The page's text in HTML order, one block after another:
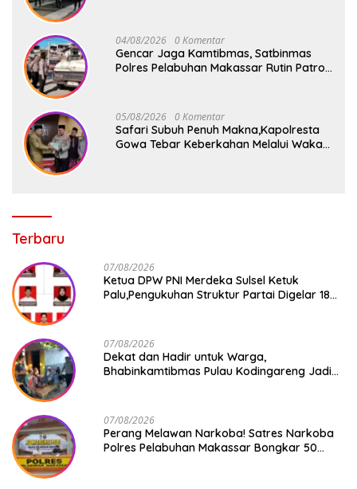
04/08/2026 0 Komentar
Gencar Jaga Kamtibmas, Satbinmas
Polres Pelabuhan Makassar Rutin Patroli
05/08/2026 0 Komentar
Safari Subuh Penuh Makna,Kapolresta
Gowa Tebar Keberkahan Melalui Wakaf
Terbaru
07/08/2026
Ketua DPW PNI Merdeka Sulsel Ketuk
Palu,Pengukuhan Struktur Partai Digelar 18
07/08/2026
Dekat dan Hadir untuk Warga,
Bhabinkamtibmas Pulau Kodingareng Jadi
07/08/2026
Perang Melawan Narkoba! Satres Narkoba
Polres Pelabuhan Makassar Bongkar 50